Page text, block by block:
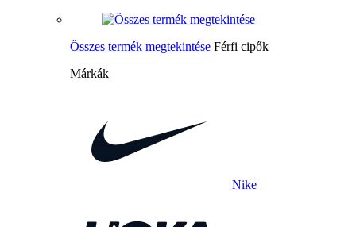
Összes termék megtekintése Férfi cipők
Márkák
Nike